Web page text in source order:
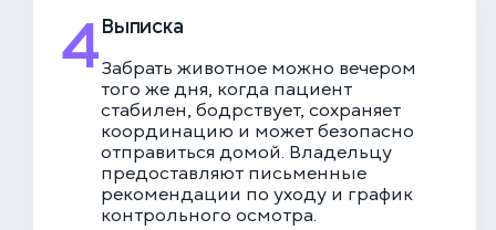
4Выписка
Забрать животное можно вечером
того же дня, когда пациент
стабилен, бодрствует, сохраняет
координацию и может безопасно
отправиться домой. Владельцу
предоставляют письменные
рекомендации по уходу и график
контрольного осмотра.